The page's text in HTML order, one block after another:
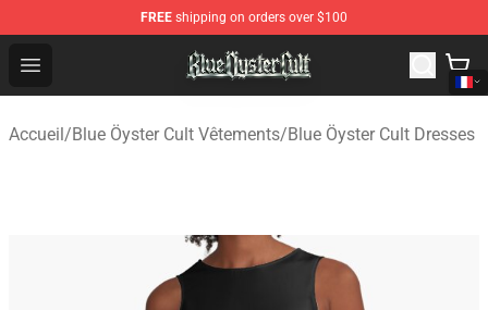
FREE shipping on orders over $100
Open menu
Blue Öyster Cult Store - Official Blue Öyster Cult
Accueil/Blue Öyster Cult Vêtements/Blue Öyster Cult Dresses